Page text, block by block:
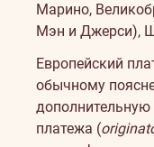
Марино,
Мэн и Джерси),
Европейский
обычному
платежа (